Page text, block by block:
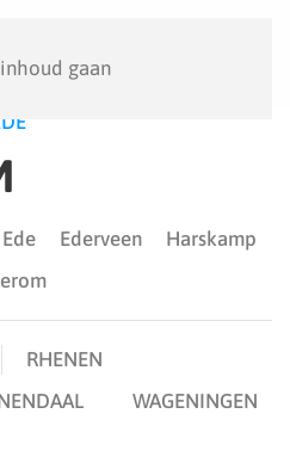
gaan
Ede Ederveen
Harskamp
RHENEN
WAGENINGEN